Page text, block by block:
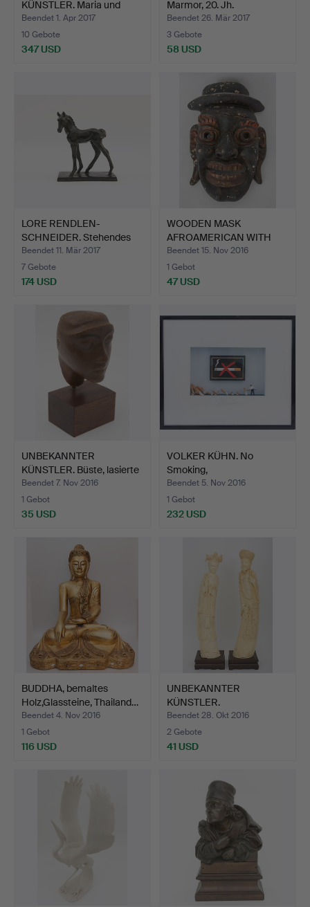
KÜNSTLER. Maria und
Jesus, Sku…
Beendet 1. Apr 2017
10 Gebote
347 USD
Marmor, 20. Jh.
Beendet 26. Mär 2017
3 Gebote
58 USD
LORE RENDLEN-
SCHNEIDER. Stehendes
Fohlen, …
Beendet 11. Mär 2017
7 Gebote
174 USD
WOODEN MASK
AFROAMERICAN WITH
HAT.
Beendet 15. Nov 2016
1 Gebot
47 USD
UNBEKANNTER
KÜNSTLER. Büste, lasierte
Mode…
Beendet 7. Nov 2016
1 Gebot
35 USD
VOLKER KÜHN. No
Smoking,
Objektschaukasten.
Beendet 5. Nov 2016
1 Gebot
232 USD
BUDDHA, bemaltes
Holz,Glassteine, Thailand…
Beendet 4. Nov 2016
1 Gebot
116 USD
UNBEKANNTER
KÜNSTLER.
Elfenbeinimitat, Kai…
Beendet 28. Okt 2016
2 Gebote
41 USD